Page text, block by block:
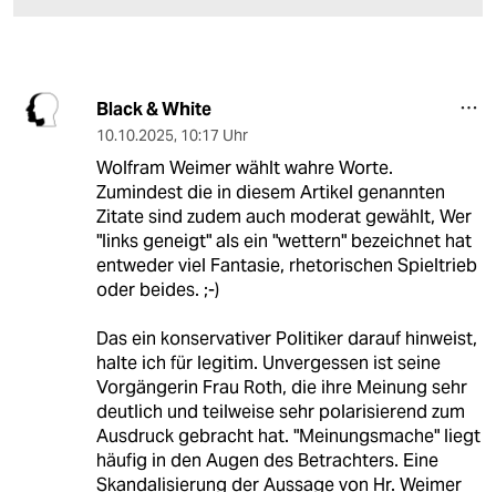
Black & White
10.10.2025, 10:17 Uhr
Wolfram Weimer wählt wahre Worte.
Zumindest die in diesem Artikel genannten
Zitate sind zudem auch moderat gewählt, Wer
"links geneigt" als ein "wettern" bezeichnet hat
entweder viel Fantasie, rhetorischen Spieltrieb
oder beides. ;-)
Das ein konservativer Politiker darauf hinweist,
halte ich für legitim. Unvergessen ist seine
Vorgängerin Frau Roth, die ihre Meinung sehr
deutlich und teilweise sehr polarisierend zum
Ausdruck gebracht hat. "Meinungsmache" liegt
häufig in den Augen des Betrachters. Eine
Skandalisierung der Aussage von Hr. Weimer